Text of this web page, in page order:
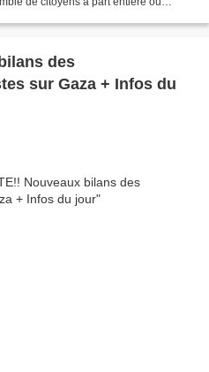
des
sur Gaza + Infos du